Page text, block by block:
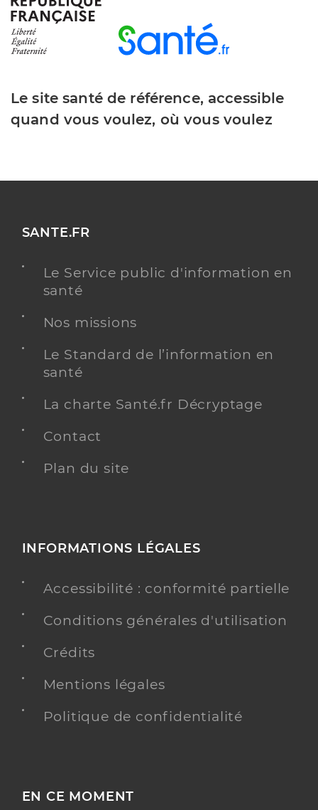
Le site santé de référence, accessible
quand vous voulez, où vous voulez
SANTE.FR
Le Service public d'information en
santé
Nos missions
Le Standard de l’information en
santé
La charte Santé.fr Décryptage
Contact
Plan du site
INFORMATIONS LÉGALES
Accessibilité : conformité partielle
Conditions générales d'utilisation
Crédits
Mentions légales
Politique de confidentialité
EN CE MOMENT